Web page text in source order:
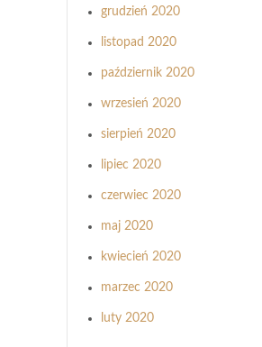
grudzień 2020
listopad 2020
październik 2020
wrzesień 2020
sierpień 2020
lipiec 2020
czerwiec 2020
maj 2020
kwiecień 2020
marzec 2020
luty 2020